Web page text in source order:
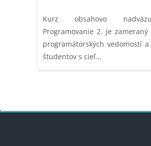
Kurz obsahovo
Programovanie 2. Je
programátorských vedomostí
študentov s cieľ...